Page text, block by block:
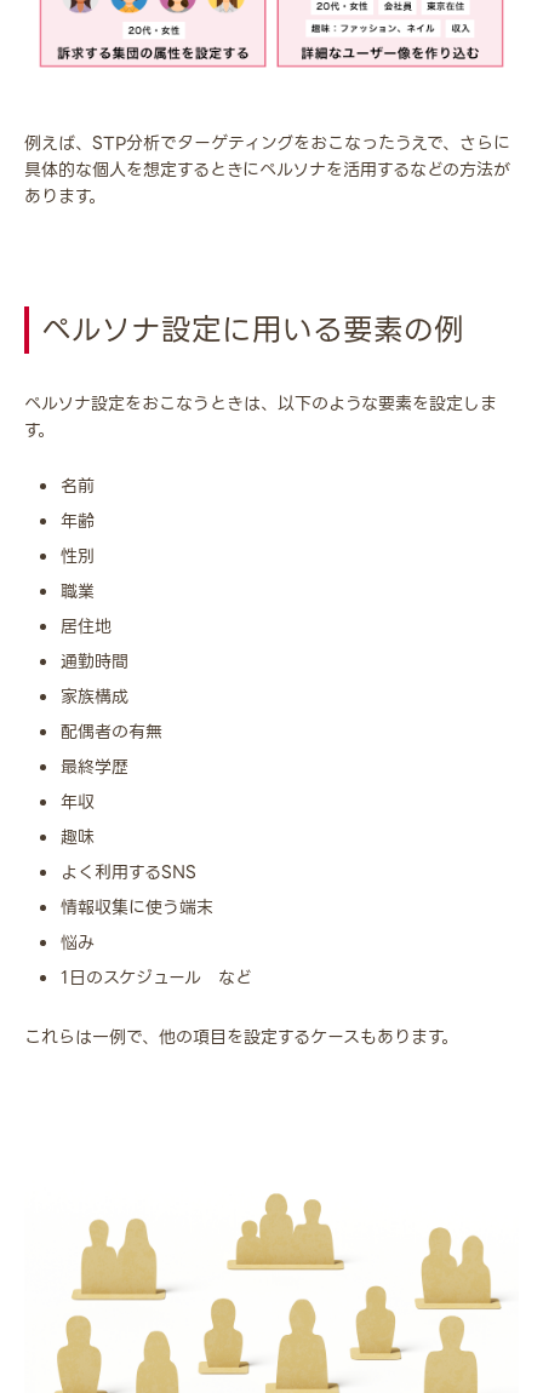
例えば、STP分析でターゲティングをおこなったうえで、さらに
具体的な個人を想定するときにペルソナを活用するなどの方法が
あります。
ペルソナ設定に用いる要素の例
ペルソナ設定をおこなうときは、以下のような要素を設定しま
す。
名前
年齢
性別
職業
居住地
通勤時間
家族構成
配偶者の有無
最終学歴
年収
趣味
よく利用するSNS
情報収集に使う端末
悩み
1日のスケジュール など
これらは一例で、他の項目を設定するケースもあります。